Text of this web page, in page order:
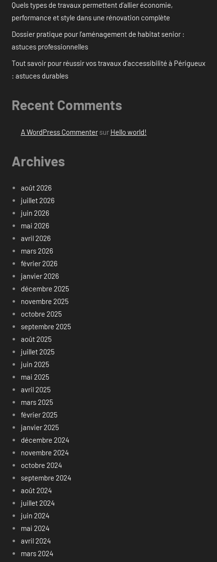
Quels types de travaux permettent d’allier économie,
performance et style dans une rénovation complète
Dossier pratique pour l’aménagement de habitat senior :
astuces professionnelles
Tout savoir pour réussir vos travaux d’accessibilité à Périgueux
: astuces durables
Recent Comments
A WordPress Commentersur Hello world!
Archives
août 2026
juillet 2026
juin 2026
mai 2026
avril 2026
mars 2026
février 2026
janvier 2026
décembre 2025
novembre 2025
octobre 2025
septembre 2025
août 2025
juillet 2025
juin 2025
mai 2025
avril 2025
mars 2025
février 2025
janvier 2025
décembre 2024
novembre 2024
octobre 2024
septembre 2024
août 2024
juillet 2024
juin 2024
mai 2024
avril 2024
mars 2024